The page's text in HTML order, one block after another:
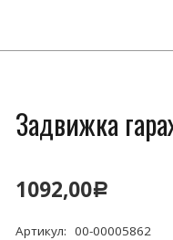
Задвижка
1092,00Р
Артикул: 00-00005862